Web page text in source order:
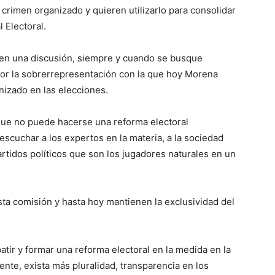
organizado y quieren utilizarlo para consolidar
Electoral.
una discusión, siempre y cuando se busque
la sobrerrepresentación con la que hoy Morena
en las elecciones.
no puede hacerse una reforma electoral
a los expertos en la materia, a la sociedad
políticos que son los jugadores naturales en un
comisión y hasta hoy mantienen la exclusividad del
y formar una reforma electoral en la medida en la
exista más pluralidad, transparencia en los